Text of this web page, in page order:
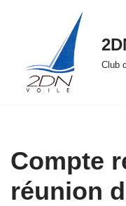
contenu
Club
Compte
réunion